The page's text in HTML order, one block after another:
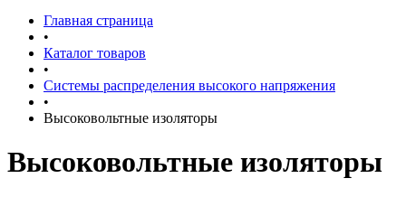
Главная страница
•
Каталог товаров
•
Системы распределения высокого напряжения
•
Высоковольтные изоляторы
Высоковольтные изоляторы